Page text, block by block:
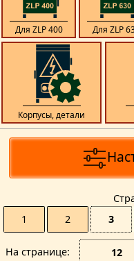
1
2 3
На странице 12
Для ZLP 400 Для ZLP
Корпусы, детали